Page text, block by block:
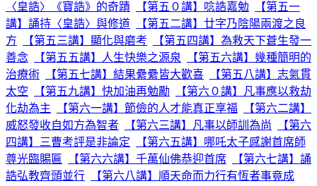
〈皇誥〉《寶誥》的奇蹟
【第五０講】唸誥嘉勉
【第五一
講】誦持〈皇誥〉與修道
【第五二講】廿字乃陰陽兩渡之良
方
【第五三講】顯化與磨考
【第五四講】為救天下蒼生發一
善念
【第五五講】人生快樂之源泉
【第五六講】幾種簡明的
治療術
【第五七講】結果纍纍皆大歡喜
【第五八講】志氣貫
太空
【第五九講】快加油再勉勵
【第六０講】凡事應以救劫
化劫為主
【第六一講】節儉的人才能真正享福
【第六二講】
威怒發收自如方為智者
【第六三講】凡事以師訓為尚
【第六
四講】三曹考評是非論定
【第六五講】哪吒太子感謝首席師
尊光臨賜匾
【第六六講】千萬仙佛恭迎首席
【第六七講】誦
誥弘教齊頭並行
【第六八講】順天命而力行有恆者事竟成